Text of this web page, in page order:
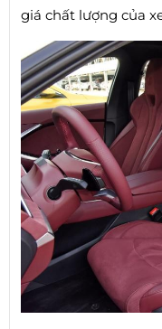
giá chất lượng của